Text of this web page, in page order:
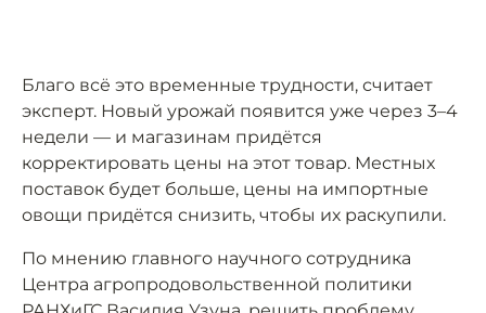
Благо всё это временные трудности, считает
эксперт. Новый урожай появится уже через 3–4
недели — и магазинам придётся
корректировать цены на этот товар. Местных
поставок будет больше, цены на импортные
овощи придётся снизить, чтобы их раскупили.
По мнению главного научного сотрудника
Центра агропродовольственной политики